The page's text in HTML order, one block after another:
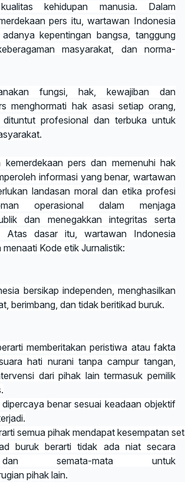
kehidupan manusia. Dalam
pers itu, wartawan Indonesia
kepentingan bangsa, tanggung
masyarakat, dan norma-
fungsi, hak, kewajiban dan
menghormati hak asasi setiap orang,
profesional dan terbuka untuk
kemerdekaan pers dan memenuhi hak
informasi yang benar, wartawan
landasan moral dan etika profesi
operasional dalam menjaga
dan menegakkan integritas serta
Atas dasar itu, wartawan Indonesia
Kode etik Jurnalistik:
bersikap independen, menghasilkan
berimbang, dan tidak beritikad buruk.
memberitakan peristiwa atau fakta
hati nurani tanpa campur tangan,
dari pihak lain termasuk pemilik
benar sesuai keadaan objektif
semua pihak mendapat kesempatan
buruk berarti tidak ada niat secara
semata-mata untuk
pihak lain.